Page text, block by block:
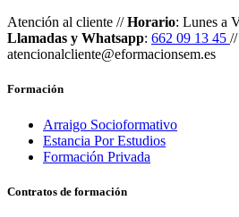
Atención al cliente //Horario: Lunes a
Llamadas y Whatsapp: 662 09 13 45 //
atencionalcliente@eformacionsem.es
Formación
Arraigo Socioformativo
Estancia Por Estudios
Formación Privada
Contratos de formación